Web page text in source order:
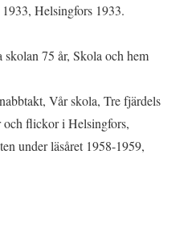
Helsingfors 1933.
75 år, Skola och hem
Vår skola, Tre fjärdels
och flickor i Helsingfors,
under läsåret 1958-1959,